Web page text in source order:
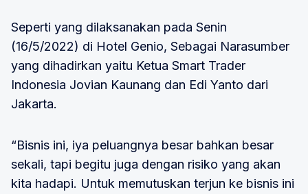
Seperti yang dilaksanakan pada Senin
(16/5/2022) di Hotel Genio, Sebagai Narasumber
yang dihadirkan yaitu Ketua Smart Trader
Indonesia Jovian Kaunang dan Edi Yanto dari
Jakarta.
“Bisnis ini, iya peluangnya besar bahkan besar
sekali, tapi begitu juga dengan risiko yang akan
kita hadapi. Untuk memutuskan terjun ke bisnis ini